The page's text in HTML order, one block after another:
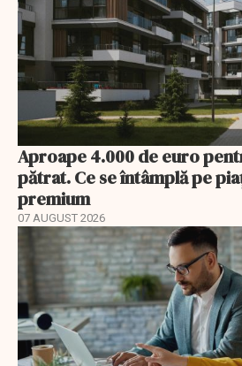
Aproape 4.000 de euro
pătrat. Ce se întâmplă pe
premium
07 AUGUST 2026